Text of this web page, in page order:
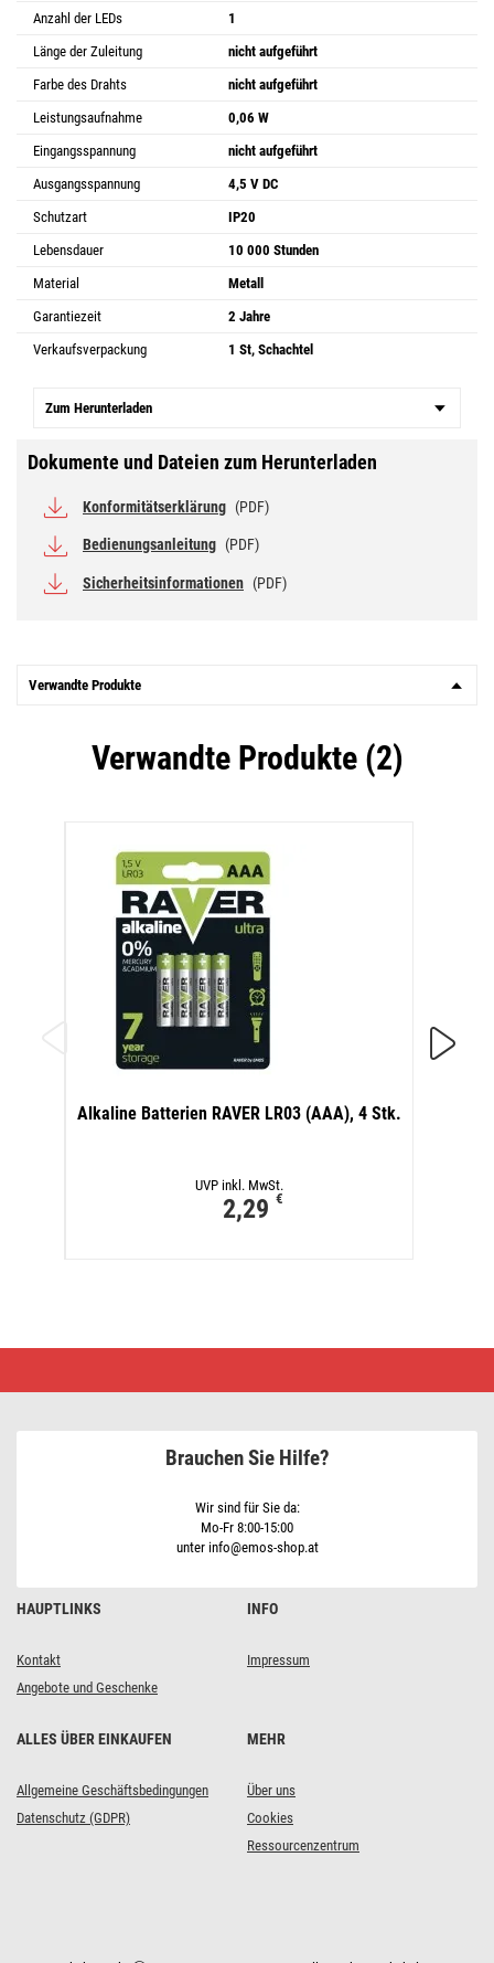
Anzahl der LEDs
1
Länge der Zuleitung
nicht aufgeführt
Farbe des Drahts
nicht aufgeführt
Leistungsaufnahme
0,06 W
Eingangsspannung
nicht aufgeführt
Ausgangsspannung
4,5 V DC
Schutzart
IP20
Lebensdauer
10 000 Stunden
Material
Metall
Garantiezeit
2 Jahre
Verkaufsverpackung
1 St, Schachtel
Zum Herunterladen
Dokumente und Dateien zum Herunterladen
Konformitätserklärung (PDF)
Bedienungsanleitung (PDF)
Sicherheitsinformationen (PDF)
Verwandte Produkte
Verwandte Produkte (2)
Alkaline Batterien RAVER LR03 (AAA), 4 Stk.
UVP inkl. MwSt.
2,29 €
–
HAUPTLINKS
Kontakt
Angebote und Geschenke
INFO
Impressum
ALLES ÜBER EINKAUFEN
Allgemeine Geschäftsbedingungen
Datenschutz (GDPR)
MEHR
Über uns
Cookies
Ressourcenzentrum
Brauchen Sie Hilfe?
Wir sind für Sie da:
Mo-Fr 8:00-15:00
unter info@emos-shop.at